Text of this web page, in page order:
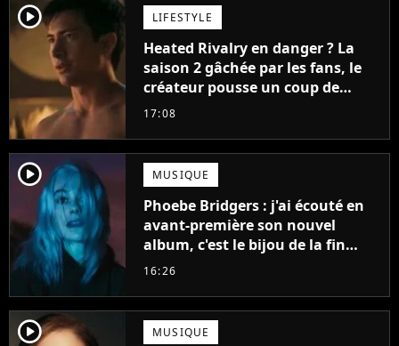
player2 LIFESTYLE
Heated Rivalry en danger ? La
saison 2 gâchée par les fans, le
créateur pousse un coup de
gueule
17:08
player2 MUSIQUE
Phoebe Bridgers : j'ai écouté en
avant-première son nouvel
album, c'est le bijou de la fin
d'été
16:26
player2 MUSIQUE